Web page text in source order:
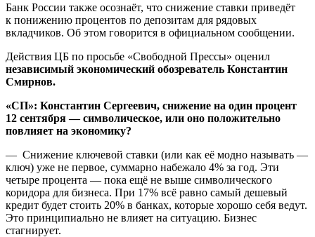
Банк России также осознаёт, что снижение ставки приведёт
к понижению процентов по депозитам для рядовых
вкладчиков. Об этом говорится в официальном сообщении.
Действия ЦБ по просьбе «Свободной Прессы» оценил
независимый экономический обозреватель Константин
Смирнов.
«СП»: Константин Сергеевич, снижение на один процент
12 сентября — символическое, или оно положительно
повлияет на экономику?
— Снижение ключевой ставки (или как её модно называть —
ключ) уже не первое, суммарно набежало 4% за год. Эти
четыре процента — пока ещё не выше символического
коридора для бизнеса. При 17% всё равно самый дешевый
кредит будет стоить 20% в банках, которые хорошо себя ведут.
Это принципиально не влияет на ситуацию. Бизнес
стагнирует.